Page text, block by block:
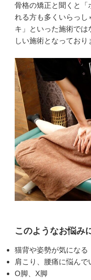
骨格の矯正と聞くと「
れる方も多くいらっし
キ」といった施術で
しい施術となっており
このようなお悩み
猫背や姿勢が気になる
肩こり、腰痛に悩んで
O脚、X脚